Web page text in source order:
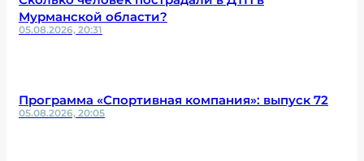
Мурманской области?
05.08.2026, 20:31
Программа «Спортивная компания»: выпуск 72
05.08.2026, 20:05